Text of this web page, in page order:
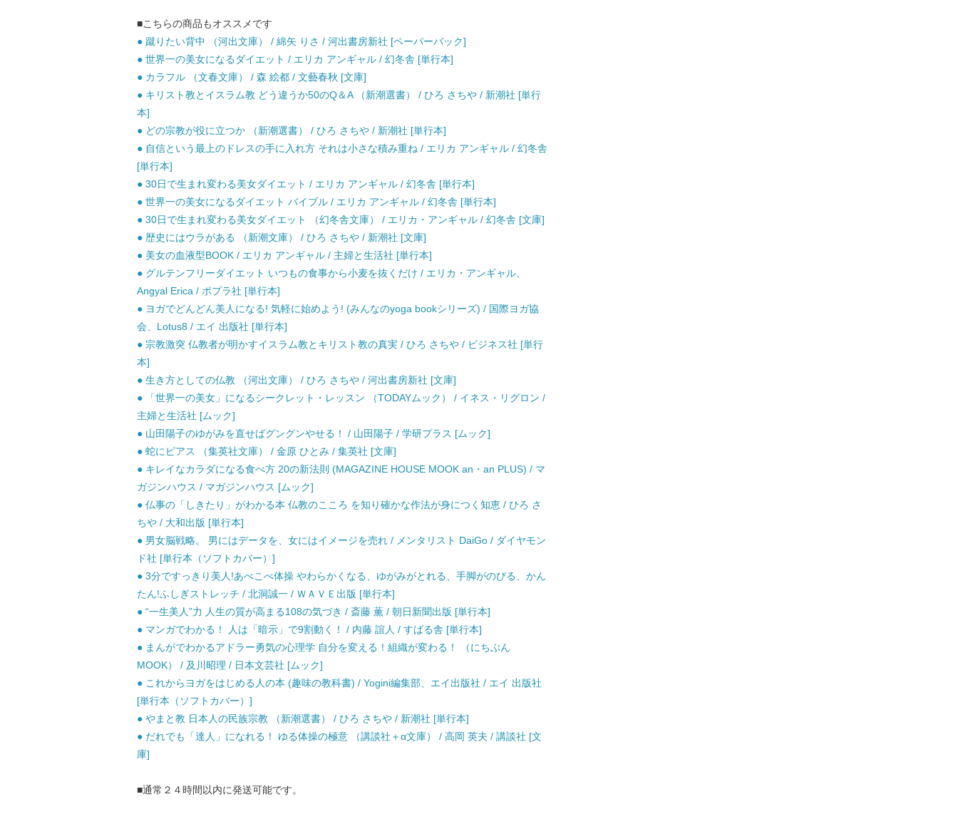
■こちらの商品もオススメです
● 蹴りたい背中 （河出文庫） / 綿矢 りさ / 河出書房新社 [ペーパーバック]
● 世界一の美女になるダイエット / エリカ アンギャル / 幻冬舎 [単行本]
● カラフル （文春文庫） / 森 絵都 / 文藝春秋 [文庫]
● キリスト教とイスラム教 どう違うか50のQ＆A （新潮選書） / ひろ さちや / 新潮社 [単行
本]
● どの宗教が役に立つか （新潮選書） / ひろ さちや / 新潮社 [単行本]
● 自信という最上のドレスの手に入れ方 それは小さな積み重ね / エリカ アンギャル / 幻冬舎
[単行本]
● 30日で生まれ変わる美女ダイエット / エリカ アンギャル / 幻冬舎 [単行本]
● 世界一の美女になるダイエット バイブル / エリカ アンギャル / 幻冬舎 [単行本]
● 30日で生まれ変わる美女ダイエット （幻冬舎文庫） / エリカ・アンギャル / 幻冬舎 [文庫]
● 歴史にはウラがある （新潮文庫） / ひろ さちや / 新潮社 [文庫]
● 美女の血液型BOOK / エリカ アンギャル / 主婦と生活社 [単行本]
● グルテンフリーダイエット いつもの食事から小麦を抜くだけ / エリカ・アンギャル、
Angyal Erica / ポプラ社 [単行本]
● ヨガでどんどん美人になる! 気軽に始めよう! (みんなのyoga bookシリーズ) / 国際ヨガ協
会、Lotus8 / エイ 出版社 [単行本]
● 宗教激突 仏教者が明かすイスラム教とキリスト教の真実 / ひろ さちや / ビジネス社 [単行
本]
● 生き方としての仏教 （河出文庫） / ひろ さちや / 河出書房新社 [文庫]
● 「世界一の美女」になるシークレット・レッスン （TODAYムック） / イネス・リグロン /
主婦と生活社 [ムック]
● 山田陽子のゆがみを直せばグングンやせる！ / 山田陽子 / 学研プラス [ムック]
● 蛇にピアス （集英社文庫） / 金原 ひとみ / 集英社 [文庫]
● キレイなカラダになる食べ方 20の新法則 (MAGAZINE HOUSE MOOK an・an PLUS) / マ
ガジンハウス / マガジンハウス [ムック]
● 仏事の「しきたり」がわかる本 仏教のこころ を知り確かな作法が身につく知恵 / ひろ さ
ちや / 大和出版 [単行本]
● 男女脳戦略。 男にはデータを、女にはイメージを売れ / メンタリスト DaiGo / ダイヤモン
ド社 [単行本（ソフトカバー）]
● 3分ですっきり美人!あべこべ体操 やわらかくなる、ゆがみがとれる、手脚がのびる、かん
たん!ふしぎストレッチ / 北洞誠一 / ＷＡＶＥ出版 [単行本]
● “一生美人”力 人生の質が高まる108の気づき / 斎藤 薫 / 朝日新聞出版 [単行本]
● マンガでわかる！ 人は「暗示」で9割動く！ / 内藤 誼人 / すばる舎 [単行本]
● まんがでわかるアドラー勇気の心理学 自分を変える！組織が変わる！ （にちぶん
MOOK） / 及川昭理 / 日本文芸社 [ムック]
● これからヨガをはじめる人の本 (趣味の教科書) / Yogini編集部、エイ出版社 / エイ 出版社
[単行本（ソフトカバー）]
● やまと教 日本人の民族宗教 （新潮選書） / ひろ さちや / 新潮社 [単行本]
● だれでも「達人」になれる！ ゆる体操の極意 （講談社＋α文庫） / 高岡 英夫 / 講談社 [文
庫]
■通常２４時間以内に発送可能です。